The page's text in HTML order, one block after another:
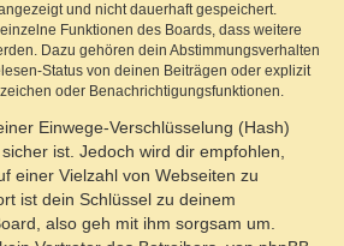
und nicht dauerhaft gespeichert.
Funktionen des Boards, dass weitere
Dazu gehören dein Abstimmungsverhalten
Status von deinen Beiträgen oder explizit
oder Benachrichtigungsfunktionen.
Einwege-Verschlüsselung (Hash)
ist. Jedoch wird dir empfohlen,
einer Vielzahl von Webseiten zu
ist dein Schlüssel zu deinem
also geh mit ihm sorgsam um.